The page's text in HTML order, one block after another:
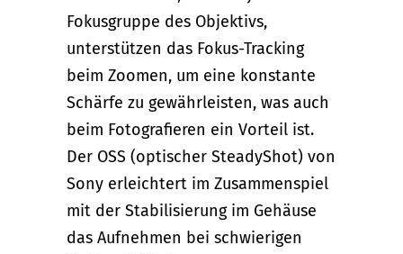
Fokusgruppe des Objektivs,
unterstützen das Fokus-Tracking
beim Zoomen, um eine konstante
Schärfe zu gewährleisten, was auch
beim Fotografieren ein Vorteil ist.
Der OSS (optischer SteadyShot) von
Sony erleichtert im Zusammenspiel
mit der Stabilisierung im Gehäuse
das Aufnehmen bei schwierigen